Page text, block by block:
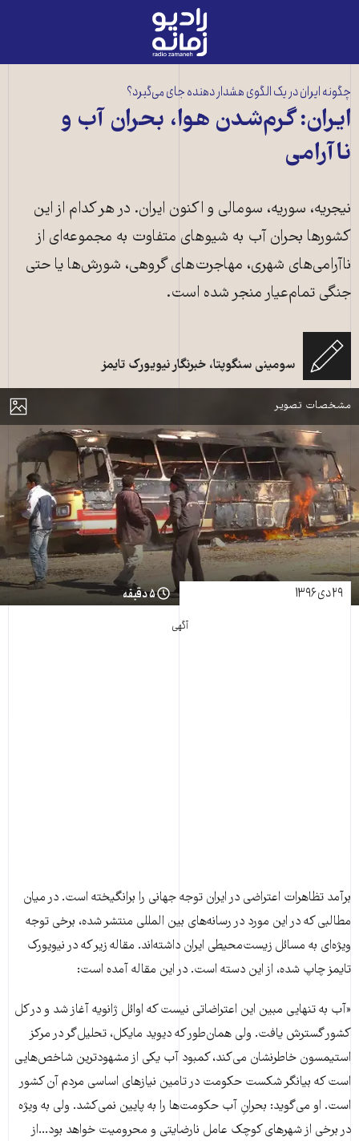
رادیو
زمانه
چگونه ایران در یک الگوی هشدار دهنده جای می‌گیرد؟
ایران: گرم‌شدن هوا، بحران آب و
ناآرامی
نیجریه، سوریه،‌ سومالی و اکنون ایران. در هر کدام از این
کشورها بحران آب به شیوهای متفاوت به مجموعه‌ای از
ناآرامی‌های شهری، مهاجرت‌های گروهی، شورش‌ها یا حتی
جنگی تمام‌عیار منجر شده است.
سومینی سنگوپتا، خبرنگار نیویورک تایمز
نمایش
مشخصات تصویر
درگیری بر سر آب، کشاورزان اصفهانی، سال ۱۳۹۱
۲۹ دی ۱۳۹۶ ۵ دقیقه
آگهی
برآمد تظاهرات اعتراضی در ایران توجه جهانی را برانگیخته است. در میان
مطالبی که در این مورد در رسانه‌های بین المللی منتشر شده، برخی توجه
ویژه‌ای به مسائل زیست‌محیطی ایران داشته‌اند. مقاله زیر که در نیویورک
تایمز چاپ شده، از این دسته است. در این مقاله آمده است:
«آب به تنهایی مبین این اعتراضاتی نیست که اوائل ژانویه آغاز شد و در کل
کشور گسترش یافت. ولی همان‌طور که دیوید مایکل، تحلیل‌گر در مرکز
استیمسون خاطرنشان می‌کند، کمبود آب یکی از مشهود‌ترین شاخص‌هایی
است که بیانگر شکست حکومت در تامین نیازهای اساسی مردم آن کشور
است. او می‌گوید: بحرانِ آب حکومت‌ها را به پایین نمی‌کشد. ولی به ویژه
در برخی از شهرهای کوچک عامل نارضایتی و محرومیت خواهد بود...از